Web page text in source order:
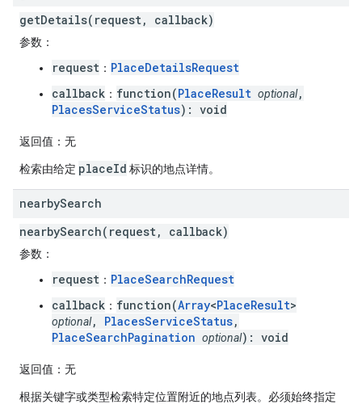
getDetails(request, callback)
参数 ：
request ： PlaceDetailsRequest
callback ： function(PlaceResult optional,
PlacesServiceStatus): void
返回值 ：无
检索由给定 placeId 标识的地点详情。
nearbySearch
nearbySearch(request, callback)
参数 ：
request ： PlaceSearchRequest
callback ： function(Array<PlaceResult>
optional, PlacesServiceStatus,
PlaceSearchPagination optional): void
返回值 ：无
根据关键字或类型检索特定位置附近的地点列表。必须始终指定